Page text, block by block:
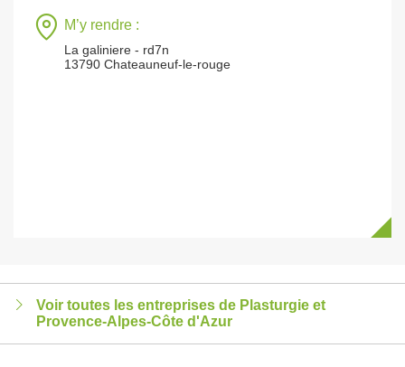
M’y rendre :
La galiniere - rd7n
13790 Chateauneuf-le-rouge
Voir toutes les entreprises de Plasturgie et
Provence-Alpes-Côte d'Azur